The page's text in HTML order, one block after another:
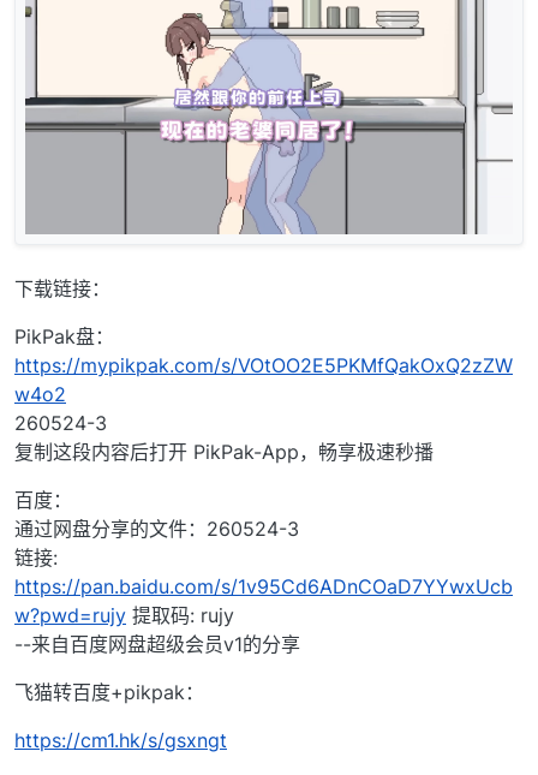
下载链接：
PikPak盘：
https://mypikpak.com/s/VOtOO2E5PKMfQakOxQ2zZW
w4o2
260524-3
复制这段内容后打开 PikPak-App，畅享极速秒播
百度：
通过网盘分享的文件：260524-3
链接:
https://pan.baidu.com/s/1v95Cd6ADnCOaD7YYwxUcb
w?pwd=rujy 提取码: rujy
--来自百度网盘超级会员v1的分享
飞猫转百度+pikpak：
https://cm1.hk/s/gsxngt